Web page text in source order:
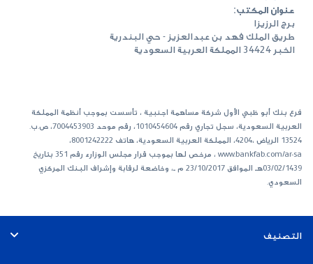
عنوان المكتب:
برج الرزيزا
طريق الملك فهد بن عبدالعزيز - حي البندرية
الخبر 34424 المملكة العربية السعودية
فرع بنك أبو ظبي الأول شركة مساهمة اجنبية ، تأسست بموجب أنظمة المملكة
العربية السعودية، سجل تجاري رقم 1010454604، رقم موحد 7004453903، ص.ب.
13524 الرياض ،4204، المملكة العربية السعودية، هاتف 8001242222،
www.bankfab.com/ar-sa ، مرخص لها بموجب قرار مجلس الوزارء رقم 351 بتاريخ
03/02/1439هـ الموافق 23/10/2017 م ـ، وخاضعة لرقابة وإشراف البنك المركزي
السعودي.
التصنيف